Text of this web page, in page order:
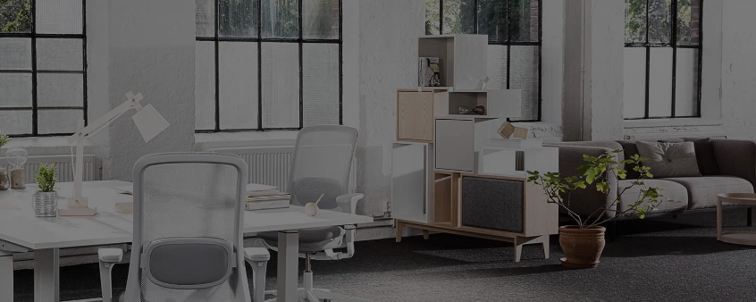
RH
Giroflex
Offecct
Connection
9to5 Seating
VIA Seating
Spec